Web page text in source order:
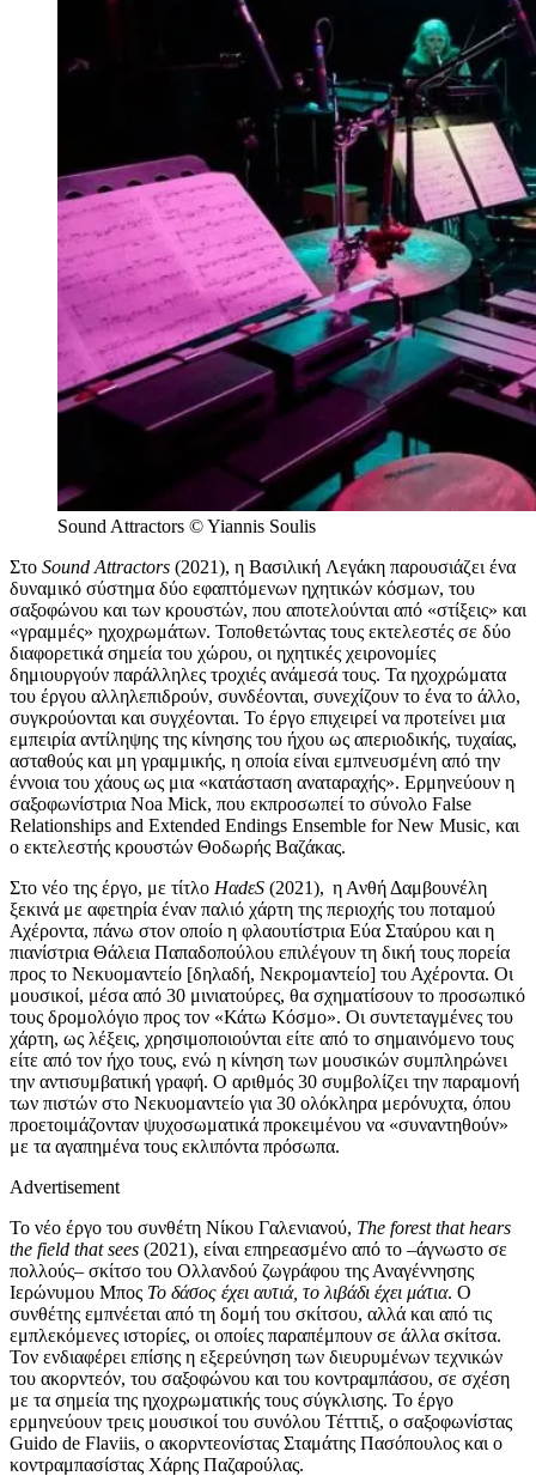
Sound Attractors © Yiannis Soulis
Στο Sound Attractors (2021), η Βασιλική Λεγάκη παρουσιάζει ένα
δυναμικό σύστημα δύο εφαπτόμενων ηχητικών κόσμων, του
σαξοφώνου και των κρουστών, που αποτελούνται από «στίξεις» και
«γραμμές» ηχοχρωμάτων. Τοποθετώντας τους εκτελεστές σε δύο
διαφορετικά σημεία του χώρου, οι ηχητικές χειρονομίες
δημιουργούν παράλληλες τροχιές ανάμεσά τους. Τα ηχοχρώματα
του έργου αλληλεπιδρούν, συνδέονται, συνεχίζουν το ένα το άλλο,
συγκρούονται και συγχέονται. Το έργο επιχειρεί να προτείνει μια
εμπειρία αντίληψης της κίνησης του ήχου ως απεριοδικής, τυχαίας,
ασταθούς και μη γραμμικής, η οποία είναι εμπνευσμένη από την
έννοια του χάους ως μια «κατάσταση αναταραχής». Ερμηνεύουν η
σαξοφωνίστρια Noa Mick, που εκπροσωπεί το σύνολο False
Relationships and Extended Endings Ensemble for New Music, και
ο εκτελεστής κρουστών Θοδωρής Βαζάκας.
Στο νέο της έργο, με τίτλο ΗαdεS (2021), η Ανθή Δαμβουνέλη
ξεκινά με αφετηρία έναν παλιό χάρτη της περιοχής του ποταμού
Αχέροντα, πάνω στον οποίο η φλαουτίστρια Εύα Σταύρου και η
πιανίστρια Θάλεια Παπαδοπούλου επιλέγουν τη δική τους πορεία
προς το Νεκυομαντείο [δηλαδή, Νεκρομαντείο] του Αχέροντα. Οι
μουσικοί, μέσα από 30 μινιατούρες, θα σχηματίσουν το προσωπικό
τους δρομολόγιο προς τον «Κάτω Κόσμο». Οι συντεταγμένες του
χάρτη, ως λέξεις, χρησιμοποιούνται είτε από το σημαινόμενο τους
είτε από τον ήχο τους, ενώ η κίνηση των μουσικών συμπληρώνει
την αντισυμβατική γραφή. Ο αριθμός 30 συμβολίζει την παραμονή
των πιστών στο Νεκυομαντείο για 30 ολόκληρα μερόνυχτα, όπου
προετοιμάζονταν ψυχοσωματικά προκειμένου να «συναντηθούν»
με τα αγαπημένα τους εκλιπόντα πρόσωπα.
Advertisement
Το νέο έργο του συνθέτη Νίκου Γαλενιανού, The forest that hears
the field that sees (2021), είναι επηρεασμένο από το –άγνωστο σε
πολλούς– σκίτσο του Ολλανδού ζωγράφου της Αναγέννησης
Ιερώνυμου Μπος Το δάσος έχει αυτιά, το λιβάδι έχει μάτια. Ο
συνθέτης εμπνέεται από τη δομή του σκίτσου, αλλά και από τις
εμπλεκόμενες ιστορίες, οι οποίες παραπέμπουν σε άλλα σκίτσα.
Τον ενδιαφέρει επίσης η εξερεύνηση των διευρυμένων τεχνικών
του ακορντεόν, του σαξοφώνου και του κοντραμπάσου, σε σχέση
με τα σημεία της ηχοχρωματικής τους σύγκλισης. Το έργο
ερμηνεύουν τρεις μουσικοί του συνόλου Τέτττιξ, ο σαξοφωνίστας
Guido de Flaviis, ο ακορντεονίστας Σταμάτης Πασόπουλος και ο
κοντραμπασίστας Χάρης Παζαρούλας.